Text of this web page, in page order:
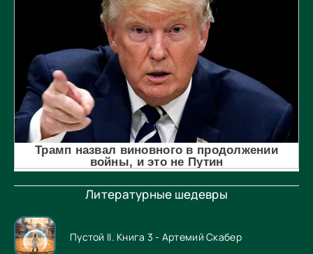
Литературные шедевры
Пустой II. Книга 3 - Артемий Скабер